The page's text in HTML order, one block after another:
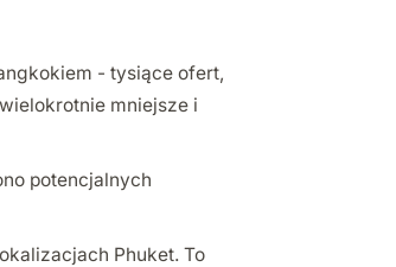
- tysiące ofert,
mniejsze i
potencjalnych
Phuket. To